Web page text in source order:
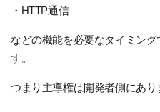
・HTTP通信
などの機能を必要なタイミン
す。
つまり主導権は開発者側にあり